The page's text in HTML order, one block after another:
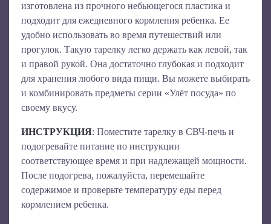
изготовлена из прочного небьющегося пластика и
подходит для ежедневного кормления ребенка. Ее
удобно использовать во время путешествий или
прогулок. Такую тарелку легко держать как левой, так
и правой рукой. Она достаточно глубокая и подходит
для хранения любого вида пищи. Вы можете выбирать
и комбинировать предметы серии «Улёт посуда» по
своему вкусу.
ИНСТРУКЦИЯ: Поместите тарелку в СВЧ-печь и
подогревайте питание по инструкции
соответствующее время и при надлежащей мощности.
После подогрева, пожалуйста, перемешайте
содержимое и проверьте температуру еды перед
кормлением ребенка.